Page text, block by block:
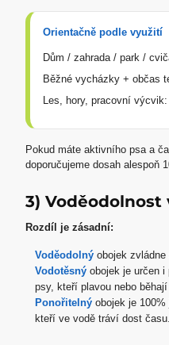
Orientačně podle využití
Dům / zahrada / park /
Běžné vycházky + občas
Les, hory, pracovní
Pokud máte aktivního psa a
doporučujeme dosah alespoň
3) Voděodolnost
Rozdíl je zásadní:
Voděodolný obojek
Vodotěsný obojek je určen i
psy, kteří plavou nebo
Ponořitelný obojek je
kteří ve vodě tráví dost času.